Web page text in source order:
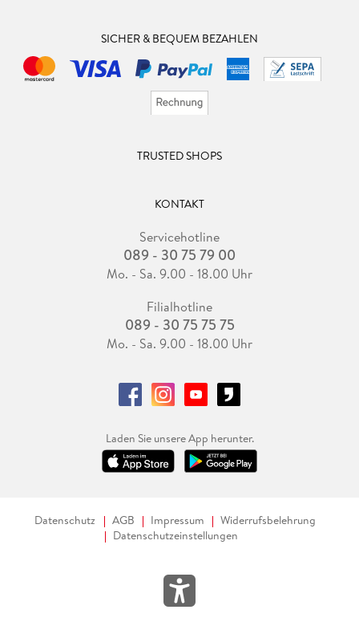
3. 8 . . . Wettrüsten der Mikroprozessoren . . . 113
4. 3 . . . Die Revolution der Tablets . . . 141
5. Spielekonsolen . . . 149
5. 1 . . . Die Meilensteine der Spielekonsolen . . . 149
5. 2 . . . Die Handheld-Konsolen . . . 170
TEIL II Software . . . 181
6. Meilensteine der Betriebssysteme (Systemsoftware) . . . 183
SICHER & BEQUEM BEZAHLEN
TRUSTED SHOPS
KONTAKT
Servicehotline
089 - 30 75 79 00
Mo. - Sa. 9.00 - 18.00 Uhr
Filialhotline
089 - 30 75 75 75
Mo. - Sa. 9.00 - 18.00 Uhr
Laden Sie unsere App herunter.
Datenschutz AGB Impressum
Widerrufsbelehrung
Datenschutzeinstellungen